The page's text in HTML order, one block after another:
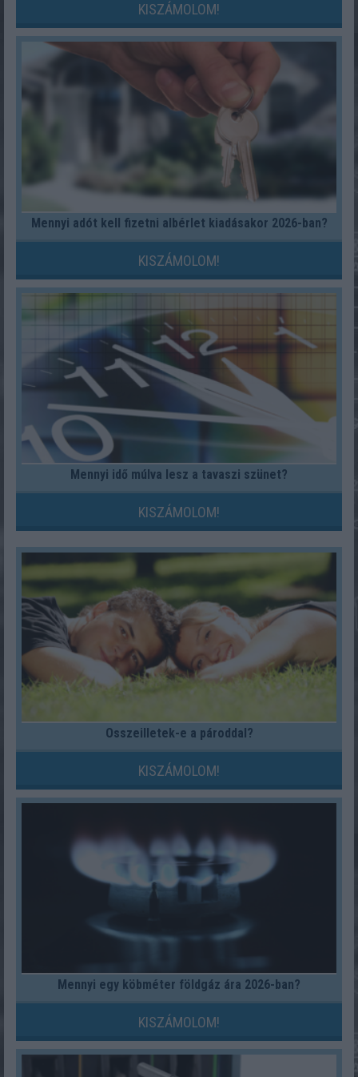
KISZÁMOLOM!
Mennyi adót kell fizetni albérlet kiadásakor 2026-ban?
KISZÁMOLOM!
Mennyi idő múlva lesz a tavaszi szünet?
KISZÁMOLOM!
Összeilletek-e a pároddal?
KISZÁMOLOM!
Mennyi egy köbméter földgáz ára 2026-ban?
KISZÁMOLOM!